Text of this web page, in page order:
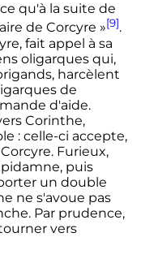
qu'à la suite de
de Corcyre »[9].
fait appel à sa
oligarques qui,
harcèlent
de
d'aide.
Corinthe,
: celle-ci accepte,
Furieux,
puis
un double
ne s'avoue pas
Par prudence,
vers